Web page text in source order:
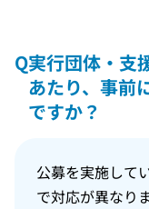
Q実行団体・支
あたり、事前
ですか？
公募を実施して
で対応が異なり